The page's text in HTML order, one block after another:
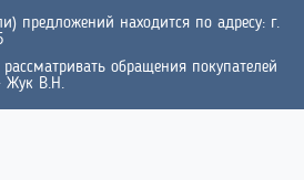
предложений находится по адресу: г.
обращения покупателей
Жук В.Н.